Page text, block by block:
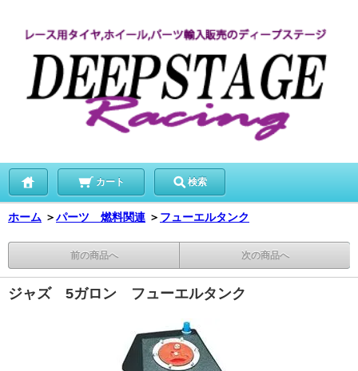
カート 検索
ホーム ＞パーツ 燃料関連 ＞ フューエルタンク
前の商品へ 次の商品へ
ジャズ 5ガロン フューエルタンク